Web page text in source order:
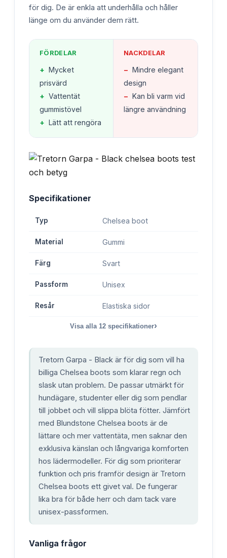
för dig. De är enkla att underhålla och håller
länge om du använder dem rätt.
FÖRDELAR
+ Mycket
prisvärd
+ Vattentät
gummistövel
+ Lätt att rengöra
NACKDELAR
− Mindre elegant
design
− Kan bli varm vid
längre användning
Specifikationer
Typ Chelsea boot
Material Gummi
Färg Svart
Passform Unisex
Resår Elastiska sidor
Visa alla 12 specifikationer›
Tretorn Garpa - Black är för dig som vill ha
billiga Chelsea boots som klarar regn och
slask utan problem. De passar utmärkt för
hundägare, studenter eller dig som pendlar
till jobbet och vill slippa blöta fötter. Jämfört
med Blundstone Chelsea boots är de
lättare och mer vattentäta, men saknar den
exklusiva känslan och långvariga komforten
hos lädermodeller. För dig som prioriterar
funktion och pris framför design är Tretorn
Chelsea boots ett givet val. De fungerar
lika bra för både herr och dam tack vare
unisex-passformen.
Vanliga frågor